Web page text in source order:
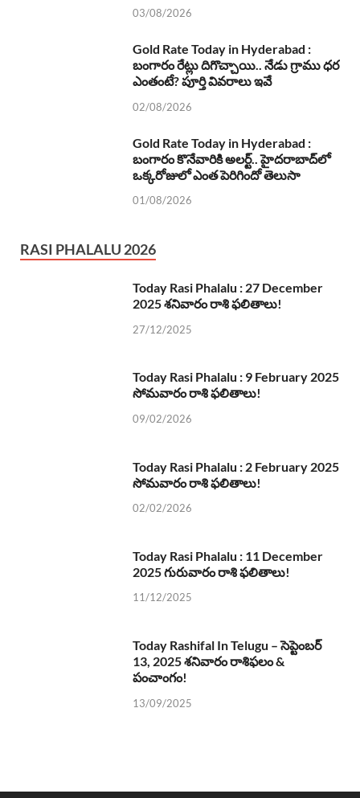
03/08/2026
Gold Rate Today in Hyderabad :
బంగారం రేట్లు దిగొచ్చాయి.. నేడు గ్రాము ధర
ఎంతంటే? పూర్తి వివరాలు ఇవే
02/08/2026
Gold Rate Today in Hyderabad :
బంగారం కొనేవారికి అలర్ట్.. హైదరాబాద్‌లో
ఒక్కరోజులో ఎంత పెరిగిందో తెలుసా
01/08/2026
RASI PHALALU 2026
Today Rasi Phalalu : 27 December
2025 శనివారం రాశి ఫలితాలు!
27/12/2025
Today Rasi Phalalu : 9 February 2025
సోమవారం రాశి ఫలితాలు!
09/02/2026
Today Rasi Phalalu : 2 February 2025
సోమవారం రాశి ఫలితాలు!
02/02/2026
Today Rasi Phalalu : 11 December
2025 గురువారం రాశి ఫలితాలు!
11/12/2025
Today Rashifal In Telugu – సెప్టెంబర్
13, 2025 శనివారం రాశిఫలం &
పంచాంగం!
13/09/2025